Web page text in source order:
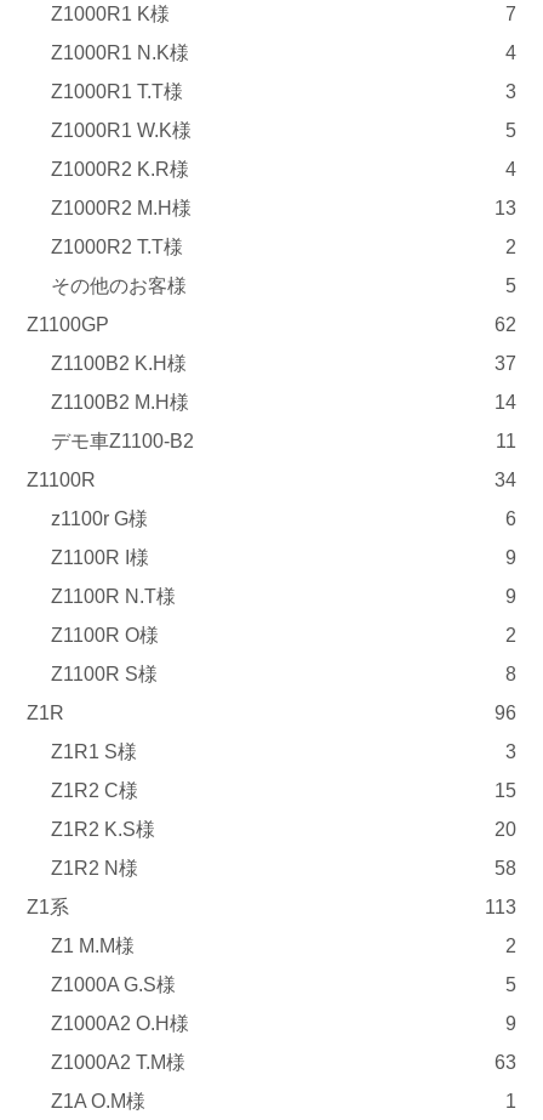
Z1000R1 K様
7
Z1000R1 N.K様
4
Z1000R1 T.T様
3
Z1000R1 W.K様
5
Z1000R2 K.R様
4
Z1000R2 M.H様
13
Z1000R2 T.T様
2
その他のお客様
5
Z1100GP
62
Z1100B2 K.H様
37
Z1100B2 M.H様
14
デモ車Z1100-B2
11
Z1100R
34
z1100r G様
6
Z1100R I様
9
Z1100R N.T様
9
Z1100R O様
2
Z1100R S様
8
Z1R
96
Z1R1 S様
3
Z1R2 C様
15
Z1R2 K.S様
20
Z1R2 N様
58
Z1系
113
Z1 M.M様
2
Z1000A G.S様
5
Z1000A2 O.H様
9
Z1000A2 T.M様
63
Z1A O.M様
1